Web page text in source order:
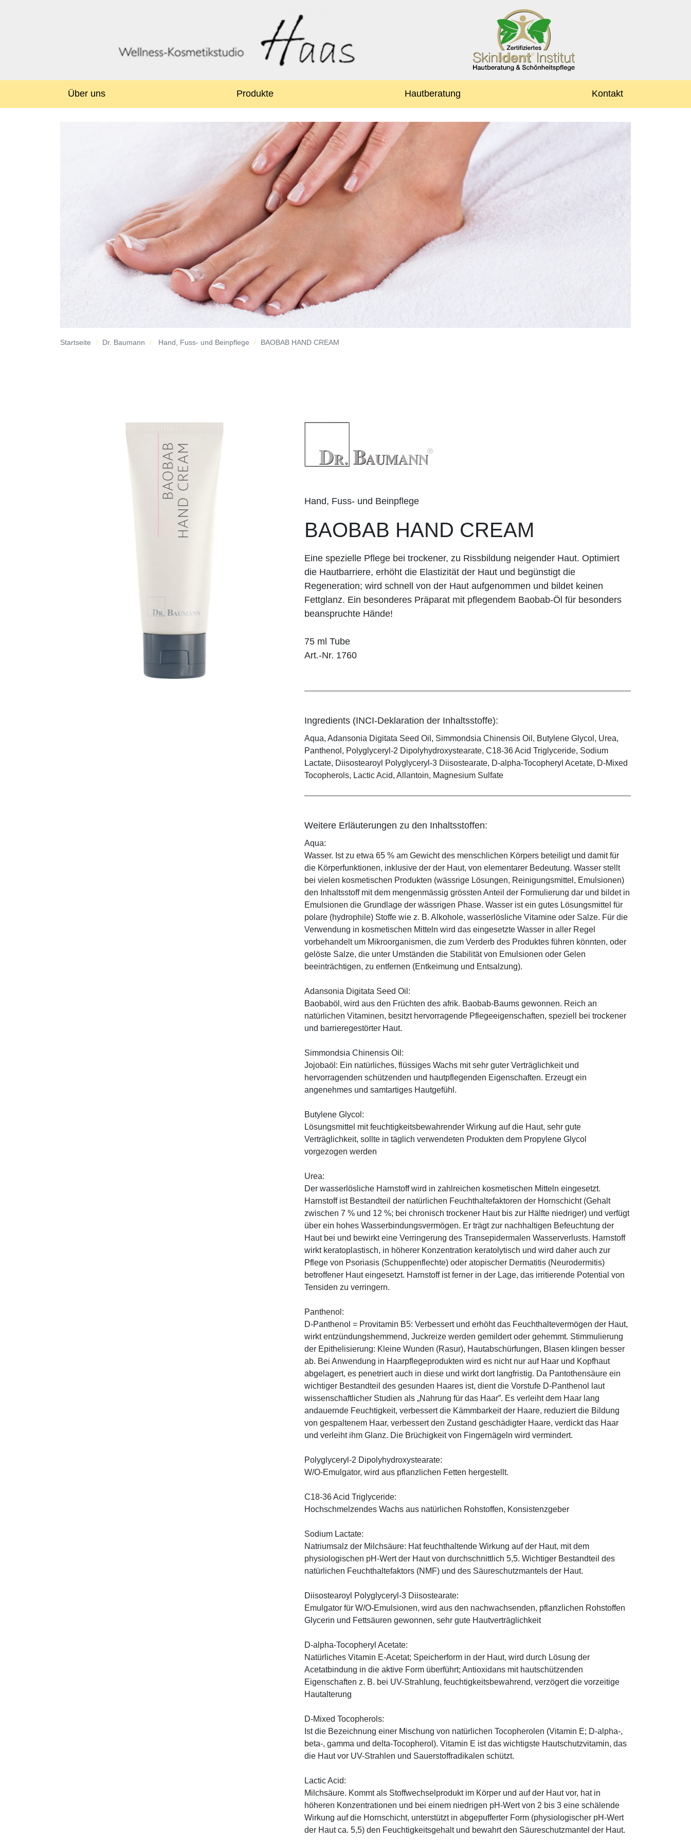
Über uns Produkte Hautberatung Kontakt
Startseite Dr. Baumann Hand, Fuss- und Beinpflege BAOBAB HAND CREAM
Hand, Fuss- und Beinpflege
BAOBAB HAND CREAM
Eine spezielle Pflege bei trockener, zu Rissbildung neigender Haut. Optimiert
die Hautbarriere, erhöht die Elastizität der Haut und begünstigt die
Regeneration; wird schnell von der Haut aufgenommen und bildet keinen
Fettglanz. Ein besonderes Präparat mit pflegendem Baobab-Öl für besonders
beanspruchte Hände!
75 ml Tube
Art.-Nr. 1760
Ingredients (INCI-Deklaration der Inhaltsstoffe):
Aqua, Adansonia Digitata Seed Oil, Simmondsia Chinensis Oil, Butylene Glycol, Urea,
Panthenol, Polyglyceryl-2 Dipolyhydroxystearate, C18-36 Acid Triglyceride, Sodium
Lactate, Diisostearoyl Polyglyceryl-3 Diisostearate, D-alpha-Tocopheryl Acetate, D-Mixed
Tocopherols, Lactic Acid, Allantoin, Magnesium Sulfate
Weitere Erläuterungen zu den Inhaltsstoffen:
Aqua:
Wasser. Ist zu etwa 65 % am Gewicht des menschlichen Körpers beteiligt und damit für
die Körperfunktionen, inklusive der der Haut, von elementarer Bedeutung. Wasser stellt
bei vielen kosmetischen Produkten (wässrige Lösungen, Reinigungsmittel, Emulsionen)
den Inhaltsstoff mit dem mengenmässig grössten Anteil der Formulierung dar und bildet in
Emulsionen die Grundlage der wässrigen Phase. Wasser ist ein gutes Lösungsmittel für
polare (hydrophile) Stoffe wie z. B. Alkohole, wasserlösliche Vitamine oder Salze. Für die
Verwendung in kosmetischen Mitteln wird das eingesetzte Wasser in aller Regel
vorbehandelt um Mikroorganismen, die zum Verderb des Produktes führen könnten, oder
gelöste Salze, die unter Umständen die Stabilität von Emulsionen oder Gelen
beeinträchtigen, zu entfernen (Entkeimung und Entsalzung).
Adansonia Digitata Seed Oil:
Baobaböl, wird aus den Früchten des afrik. Baobab-Baums gewonnen. Reich an
natürlichen Vitaminen, besitzt hervorragende Pflegeeigenschaften, speziell bei trockener
und barrieregestörter Haut.
Simmondsia Chinensis Oil:
Jojobaöl: Ein natürliches, flüssiges Wachs mit sehr guter Verträglichkeit und
hervorragenden schützenden und hautpflegenden Eigenschaften. Erzeugt ein
angenehmes und samtartiges Hautgefühl.
Butylene Glycol:
Lösungsmittel mit feuchtigkeitsbewahrender Wirkung auf die Haut, sehr gute
Verträglichkeit, sollte in täglich verwendeten Produkten dem Propylene Glycol
vorgezogen werden
Urea:
Der wasserlösliche Harnstoff wird in zahlreichen kosmetischen Mitteln eingesetzt.
Harnstoff ist Bestandteil der natürlichen Feuchthaltefaktoren der Hornschicht (Gehalt
zwischen 7 % und 12 %; bei chronisch trockener Haut bis zur Hälfte niedriger) und verfügt
über ein hohes Wasserbindungsvermögen. Er trägt zur nachhaltigen Befeuchtung der
Haut bei und bewirkt eine Verringerung des Transepidermalen Wasserverlusts. Harnstoff
wirkt keratoplastisch, in höherer Konzentration keratolytisch und wird daher auch zur
Pflege von Psoriasis (Schuppenflechte) oder atopischer Dermatitis (Neurodermitis)
betroffener Haut eingesetzt. Harnstoff ist ferner in der Lage, das irritierende Potential von
Tensiden zu verringern.
Panthenol:
D-Panthenol = Provitamin B5: Verbessert und erhöht das Feuchthaltevermögen der Haut,
wirkt entzündungshemmend, Juckreize werden gemildert oder gehemmt. Stimmulierung
der Epithelisierung: Kleine Wunden (Rasur), Hautabschürfungen, Blasen klingen besser
ab. Bei Anwendung in Haarpflegeprodukten wird es nicht nur auf Haar und Kopfhaut
abgelagert, es penetriert auch in diese und wirkt dort langfristig. Da Pantothensäure ein
wichtiger Bestandteil des gesunden Haares ist, dient die Vorstufe D-Panthenol laut
wissenschaftlicher Studien als „Nahrung für das Haar”. Es verleiht dem Haar lang
andauernde Feuchtigkeit, verbessert die Kämmbarkeit der Haare, reduziert die Bildung
von gespaltenem Haar, verbessert den Zustand geschädigter Haare, verdickt das Haar
und verleiht ihm Glanz. Die Brüchigkeit von Fingernägeln wird vermindert.
Polyglyceryl-2 Dipolyhydroxystearate:
W/O-Emulgator, wird aus pflanzlichen Fetten hergestellt.
C18-36 Acid Triglyceride:
Hochschmelzendes Wachs aus natürlichen Rohstoffen, Konsistenzgeber
Sodium Lactate:
Natriumsalz der Milchsäure: Hat feuchthaltende Wirkung auf der Haut, mit dem
physiologischen pH-Wert der Haut von durchschnittlich 5,5. Wichtiger Bestandteil des
natürlichen Feuchthaltefaktors (NMF) und des Säureschutzmantels der Haut.
Diisostearoyl Polyglyceryl-3 Diisostearate:
Emulgator für W/O-Emulsionen, wird aus den nachwachsenden, pflanzlichen Rohstoffen
Glycerin und Fettsäuren gewonnen, sehr gute Hautverträglichkeit
D-alpha-Tocopheryl Acetate:
Natürliches Vitamin E-Acetat; Speicherform in der Haut, wird durch Lösung der
Acetatbindung in die aktive Form überführt; Antioxidans mit hautschützenden
Eigenschaften z. B. bei UV-Strahlung, feuchtigkeitsbewahrend, verzögert die vorzeitige
Hautalterung
D-Mixed Tocopherols:
Ist die Bezeichnung einer Mischung von natürlichen Tocopherolen (Vitamin E; D-alpha-,
beta-, gamma und delta-Tocopherol). Vitamin E ist das wichtigste Hautschutzvitamin, das
die Haut vor UV-Strahlen und Sauerstoffradikalen schützt.
Lactic Acid:
Milchsäure. Kommt als Stoffwechselprodukt im Körper und auf der Haut vor, hat in
höheren Konzentrationen und bei einem niedrigen pH-Wert von 2 bis 3 eine schälende
Wirkung auf die Hornschicht, unterstützt in abgepufferter Form (physiologischer pH-Wert
der Haut ca. 5,5) den Feuchtigkeitsgehalt und bewahrt den Säureschutzmantel der Haut.